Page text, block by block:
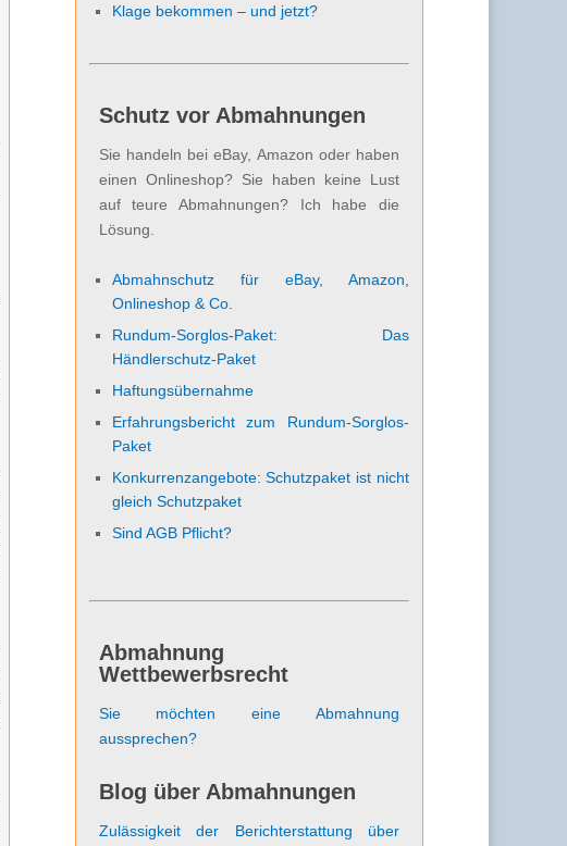
Klage bekommen – und jetzt?
Schutz vor Abmahnungen
Sie handeln bei eBay, Amazon oder haben
einen Onlineshop? Sie haben keine Lust
auf teure Abmahnungen? Ich habe die
Lösung.
Abmahnschutz für eBay, Amazon,
Onlineshop & Co.
Rundum-Sorglos-Paket: Das
Händlerschutz-Paket
Haftungsübernahme
Erfahrungsbericht zum Rundum-Sorglos-
Paket
Konkurrenzangebote: Schutzpaket ist nicht
gleich Schutzpaket
Sind AGB Pflicht?
Abmahnung
Wettbewerbsrecht
Sie möchten eine Abmahnung
aussprechen?
Blog über Abmahnungen
Zulässigkeit der Berichterstattung über